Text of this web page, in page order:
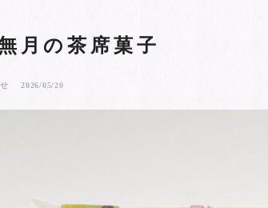
月の茶席菓子
2026/05/20